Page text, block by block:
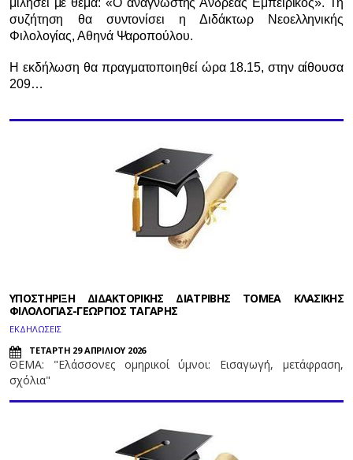
μιλήσει με θέμα: «Ο αναγνώστης Ανδρέας Εμπειρίκος». Τη
συζήτηση θα συντονίσει η Διδάκτωρ Νεοελληνικής
Φιλολογίας, Αθηνά Ψαροπούλου.
Η εκδήλωση θα πραγματοποιηθεί ώρα 18.15, στην αίθουσα
209…
ΥΠΟΣΤΗΡΙΞΗ ΔΙΔΑΚΤΟΡΙΚΗΣ ΔΙΑΤΡΙΒΗΣ ΤΟΜΕΑ ΚΛΑΣΙΚΗΣ
ΦΙΛΟΛΟΓΙΑΣ-ΓΕΩΡΓΙΟΣ ΤΑΓΑΡΗΣ
ΕΚΔΗΛΩΣΕΙΣ
ΤΕΤΑΡΤΗ 29 ΑΠΡΙΛΙΟΥ 2026
ΘΕΜΑ: "Ελάσσονες ομηρικοί ύμνοι: Εισαγωγή, μετάφραση,
σχόλια"